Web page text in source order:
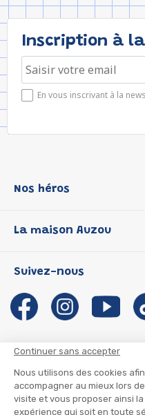
Continuer sans accepter
Nous utilisons des cookies
accompagner au mieux lors
visite et vous proposer ainsi
expérience qui soit en toute
Inscription à
En vous inscrivant à la
Nos héros
P'tit Loup
Les Influenceuses
Migali
Petite Taupe
La maison Auzou
Notre histoire
Auzou s'engage
Auteurs et illustrateurs
Suivre mon colis
Infos consommateur
Suivez-nous